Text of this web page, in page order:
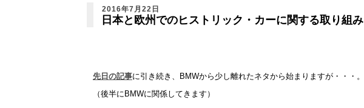
2016年7月22日
日本と欧州でのヒストリック・カーに関する取り組み
先日の記事に引き続き、BMWから少し離れたネタから始まりますが・・・。
（後半にBMWに関係してきます）